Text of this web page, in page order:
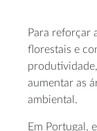
Para reforçar
florestais e
aumentar as
ambiental.
Em Portugal,